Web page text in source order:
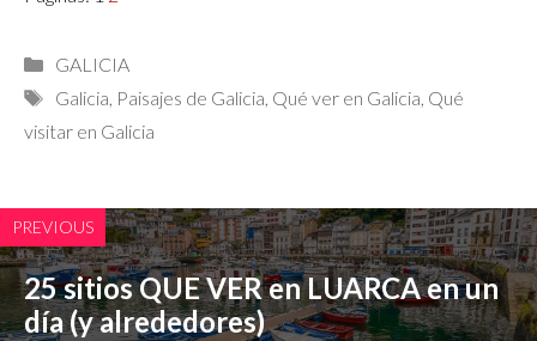
Categorías
GALICIA
Etiquetas
Galicia, Paisajes de Galicia, Qué ver en Galicia, Qué
visitar en Galicia
PREVIOUS
25 sitios QUE VER en LUARCA en un
día (y alrededores)